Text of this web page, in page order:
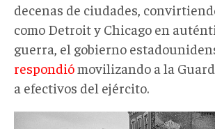
decenas de ciudades,
como Detroit y Chicago en
guerra, el gobierno
respondiómovilizando a la
a efectivos del ejército.